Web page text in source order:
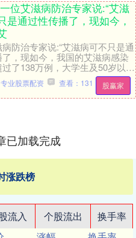
位艾滋病防治专家说:“艾滋
是通过性传播了，现如今，
防治专家说:“艾滋病可不只是通
，现如今，我国的艾滋病感染
了138万例，大学生及50岁以上
逐年增加，相当于每1000个人里
股赢家
业股票配资 查看：131
已加载完成
涨跌榜
流入 个股流出
换手率